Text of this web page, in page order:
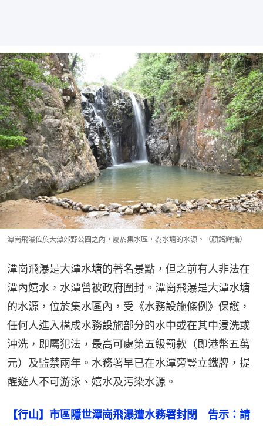
潭崗飛瀑位於大潭郊野公園之內，屬於集水區，為水塘的水源。（顏銘輝攝）
潭崗飛瀑是大潭水塘的著名景點，但之前有人非法在
潭內嬉水，水潭曾被政府圍封。潭崗飛瀑是大潭水塘
的水源，位於集水區內，受《水務設施條例》保護，
任何人進入構成水務設施部分的水中或在其中浸洗或
沖洗，即屬犯法，最高可處第五級罰款（即港幣五萬
元）及監禁兩年。水務署早已在水潭旁豎立鐵牌，提
醒遊人不可游泳、嬉水及污染水源。
【行山】市區隱世潭崗飛瀑遭水務署封閉　告示：請